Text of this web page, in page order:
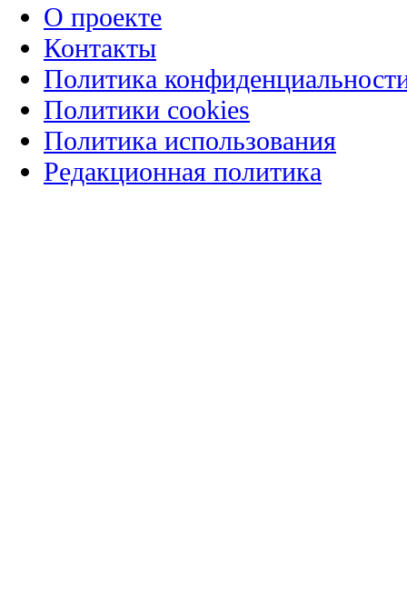
О проекте
Контакты
Политика
Политики cookies
Политика использования
Редакционная политика